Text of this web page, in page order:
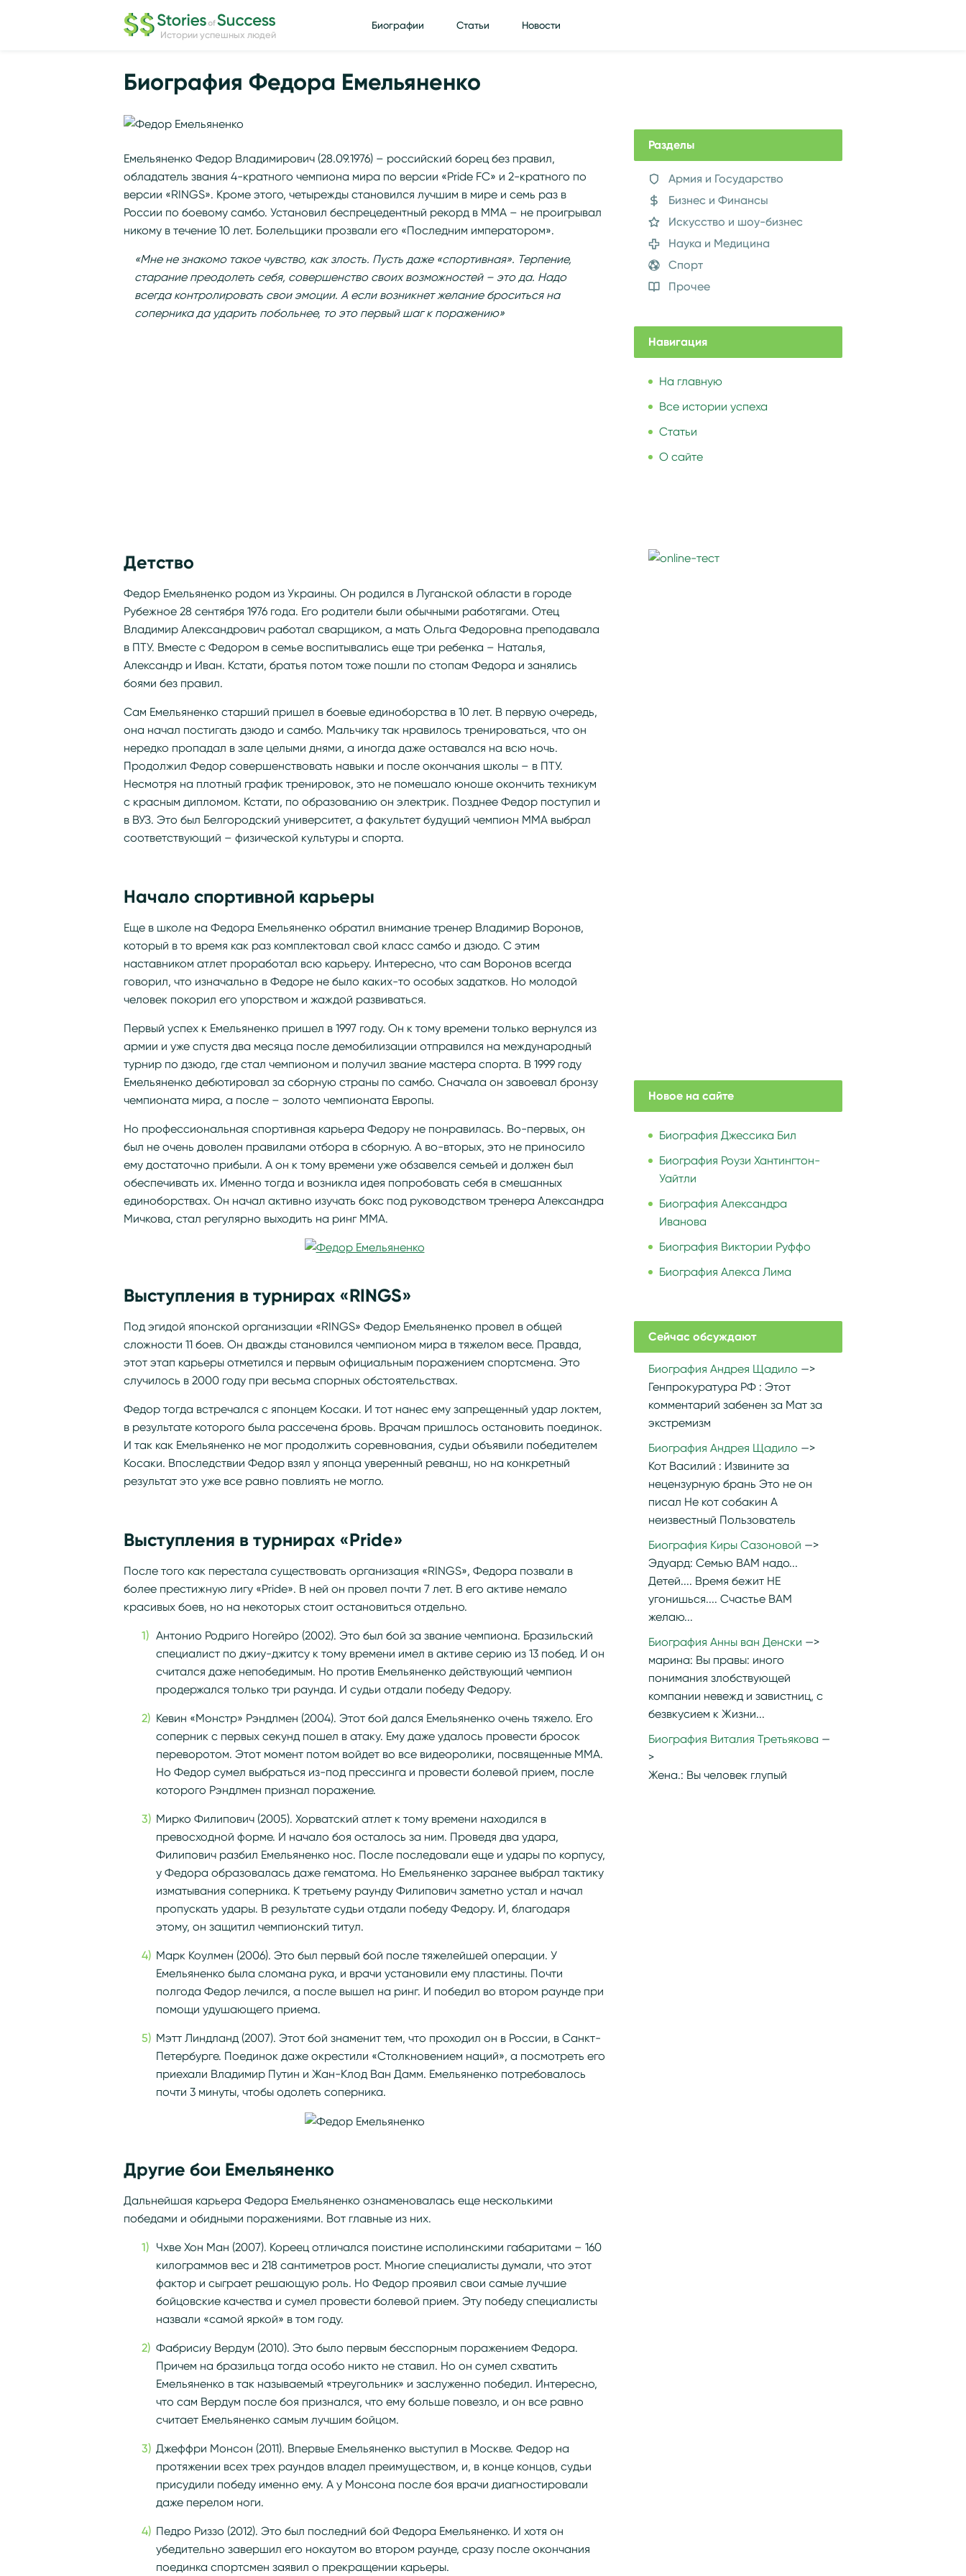
Истории успешных людей
Биографии Статьи Новости
Биография Федора Емельяненко
Емельяненко Федор Владимирович (28.09.1976) – российский борец без правил,
обладатель звания 4-кратного чемпиона мира по версии «Pride FC» и 2-кратного по
версии «RINGS». Кроме этого, четырежды становился лучшим в мире и семь раз в
России по боевому самбо. Установил беспрецедентный рекорд в ММА – не проигрывал
никому в течение 10 лет. Болельщики прозвали его «Последним императором».
«Мне не знакомо такое чувство, как злость. Пусть даже «спортивная». Терпение,
старание преодолеть себя, совершенство своих возможностей – это да. Надо
всегда контролировать свои эмоции. А если возникнет желание броситься на
соперника да ударить побольнее, то это первый шаг к поражению»
Детство
Федор Емельяненко родом из Украины. Он родился в Луганской области в городе
Рубежное 28 сентября 1976 года. Его родители были обычными работягами. Отец
Владимир Александрович работал сварщиком, а мать Ольга Федоровна преподавала
в ПТУ. Вместе с Федором в семье воспитывались еще три ребенка – Наталья,
Александр и Иван. Кстати, братья потом тоже пошли по стопам Федора и занялись
боями без правил.
Сам Емельяненко старший пришел в боевые единоборства в 10 лет. В первую очередь,
она начал постигать дзюдо и самбо. Мальчику так нравилось тренироваться, что он
нередко пропадал в зале целыми днями, а иногда даже оставался на всю ночь.
Продолжил Федор совершенствовать навыки и после окончания школы – в ПТУ.
Несмотря на плотный график тренировок, это не помешало юноше окончить техникум
с красным дипломом. Кстати, по образованию он электрик. Позднее Федор поступил и
в ВУЗ. Это был Белгородский университет, а факультет будущий чемпион ММА выбрал
соответствующий – физической культуры и спорта.
Начало спортивной карьеры
Еще в школе на Федора Емельяненко обратил внимание тренер Владимир Воронов,
который в то время как раз комплектовал свой класс самбо и дзюдо. С этим
наставником атлет проработал всю карьеру. Интересно, что сам Воронов всегда
говорил, что изначально в Федоре не было каких-то особых задатков. Но молодой
человек покорил его упорством и жаждой развиваться.
Первый успех к Емельяненко пришел в 1997 году. Он к тому времени только вернулся из
армии и уже спустя два месяца после демобилизации отправился на международный
турнир по дзюдо, где стал чемпионом и получил звание мастера спорта. В 1999 году
Емельяненко дебютировал за сборную страны по самбо. Сначала он завоевал бронзу
чемпионата мира, а после – золото чемпионата Европы.
Но профессиональная спортивная карьера Федору не понравилась. Во-первых, он
был не очень доволен правилами отбора в сборную. А во-вторых, это не приносило
ему достаточно прибыли. А он к тому времени уже обзавелся семьей и должен был
обеспечивать их. Именно тогда и возникла идея попробовать себя в смешанных
единоборствах. Он начал активно изучать бокс под руководством тренера Александра
Мичкова, стал регулярно выходить на ринг ММА.
Выступления в турнирах «RINGS»
Под эгидой японской организации «RINGS» Федор Емельяненко провел в общей
сложности 11 боев. Он дважды становился чемпионом мира в тяжелом весе. Правда,
этот этап карьеры отметился и первым официальным поражением спортсмена. Это
случилось в 2000 году при весьма спорных обстоятельствах.
Федор тогда встречался с японцем Косаки. И тот нанес ему запрещенный удар локтем,
в результате которого была рассечена бровь. Врачам пришлось остановить поединок.
И так как Емельяненко не мог продолжить соревнования, судьи объявили победителем
Косаки. Впоследствии Федор взял у японца уверенный реванш, но на конкретный
результат это уже все равно повлиять не могло.
Выступления в турнирах «Pride»
После того как перестала существовать организация «RINGS», Федора позвали в
более престижную лигу «Pride». В ней он провел почти 7 лет. В его активе немало
красивых боев, но на некоторых стоит остановиться отдельно.
Антонио Родриго Ногейро (2002). Это был бой за звание чемпиона. Бразильский
специалист по джиу-джитсу к тому времени имел в активе серию из 13 побед. И он
считался даже непобедимым. Но против Емельяненко действующий чемпион
продержался только три раунда. И судьи отдали победу Федору.
Кевин «Монстр» Рэндлмен (2004). Этот бой дался Емельяненко очень тяжело. Его
соперник с первых секунд пошел в атаку. Ему даже удалось провести бросок
переворотом. Этот момент потом войдет во все видеоролики, посвященные ММА.
Но Федор сумел выбраться из-под прессинга и провести болевой прием, после
которого Рэндлмен признал поражение.
Мирко Филипович (2005). Хорватский атлет к тому времени находился в
превосходной форме. И начало боя осталось за ним. Проведя два удара,
Филипович разбил Емельяненко нос. После последовали еще и удары по корпусу,
у Федора образовалась даже гематома. Но Емельяненко заранее выбрал тактику
изматывания соперника. К третьему раунду Филипович заметно устал и начал
пропускать удары. В результате судьи отдали победу Федору. И, благодаря
этому, он защитил чемпионский титул.
Марк Коулмен (2006). Это был первый бой после тяжелейшей операции. У
Емельяненко была сломана рука, и врачи установили ему плаcтины. Почти
полгода Федор лечился, а после вышел на ринг. И победил во втором раунде при
помощи удушающего приема.
Мэтт Линдланд (2007). Этот бой знаменит тем, что проходил он в России, в Санкт-
Петербурге. Поединок даже окрестили «Столкновением наций», а посмотреть его
приехали Владимир Путин и Жан-Клод Ван Дамм. Емельяненко потребовалось
почти 3 минуты, чтобы одолеть соперника.
Другие бои Емельяненко
Дальнейшая карьера Федора Емельяненко ознаменовалась еще несколькими
победами и обидными поражениями. Вот главные из них.
Чхве Хон Ман (2007). Кореец отличался поистине исполинскими габаритами – 160
килограммов вес и 218 сантиметров рост. Многие специалисты думали, что этот
фактор и сыграет решающую роль. Но Федор проявил свои самые лучшие
бойцовские качества и сумел провести болевой прием. Эту победу специалисты
назвали «самой яркой» в том году.
Фабрисиу Вердум (2010). Это было первым бесспорным поражением Федора.
Причем на бразильца тогда особо никто не ставил. Но он сумел схватить
Емельяненко в так называемый «треугольник» и заслуженно победил. Интересно,
что сам Вердум после боя признался, что ему больше повезло, и он все равно
считает Емельяненко самым лучшим бойцом.
Джеффри Монсон (2011). Впервые Емельяненко выступил в Москве. Федор на
протяжении всех трех раундов владел преимуществом, и, в конце концов, судьи
присудили победу именно ему. А у Монсона после боя врачи диагностировали
даже перелом ноги.
Педро Риззо (2012). Это был последний бой Федора Емельяненко. И хотя он
убедительно завершил его нокаутом во втором раунде, сразу после окончания
поединка спортсмен заявил о прекращении карьеры.
Разделы
Армия и Государство
Бизнес и Финансы
Искусство и шоу-бизнес
Наука и Медицина
Спорт
Прочее
Навигация
На главную
Все истории успеха
Статьи
О сайте
Новое на сайте
Биография Джессика Бил
Биография Роузи Хантингтон-
Уайтли
Биография Александра
Иванова
Биография Виктории Руффо
Биография Алекса Лима
Сейчас обсуждают
Биография Андрея Щадило
Генпрокуратура РФ : Этот
комментарий забенен за Мат за
экстремизм
Биография Андрея Щадило
Кот Василий : Извините за
нецензурную брань Это не он
писал Не кот собакин А
неизвестный Пользователь
Биография Киры Сазоновой
Эдуард: Семью ВАМ надо...
Детей.... Время бежит НЕ
угонишься.... Счастье ВАМ
желаю...
Биография Анны ван Денски
марина: Вы правы: иного
понимания злобствующей
компании невежд и завистниц, с
безвкусием к Жизни...
Биография Виталия Третьякова
Жена.: Вы человек глупый